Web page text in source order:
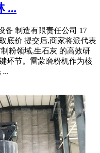
...
备 制造有限责任公司 17
底价 提交后,商家将派代表
粉领域,生石灰 的高效研
环节。雷蒙磨粉机作为核
...